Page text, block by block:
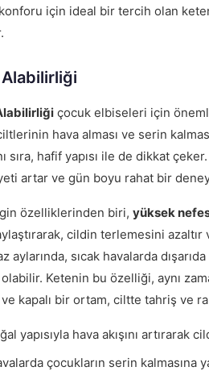
konforu için ideal bir tercih olan
çocuk elbiseleri için
hava alması ve serin
sıra, hafif yapısı ile de dikkat
artar ve gün boyu rahat bir
özelliklerinden biri, yüksek
cildin terlemesini
aylarında, sıcak havalarda
Ketenin bu özelliği, aynı
kapalı bir ortam, ciltte tahriş ve
yapısıyla hava akışını artırarak
çocukların serin kalmasına